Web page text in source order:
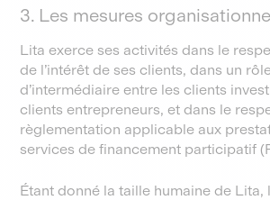
3. Les mesures
Lita exerce ses activités dans le
de l’intérêt de ses clients, dans un
d’intermédiaire entre les clients
clients entrepreneurs, et dans le
règlementation applicable aux
services de financement participatif
Étant donné la taille humaine de